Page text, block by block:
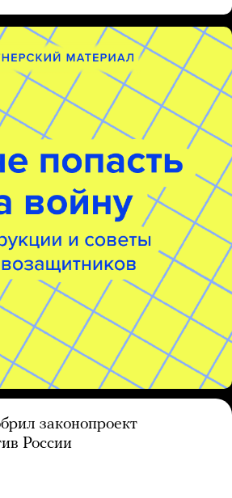
законопроект
России